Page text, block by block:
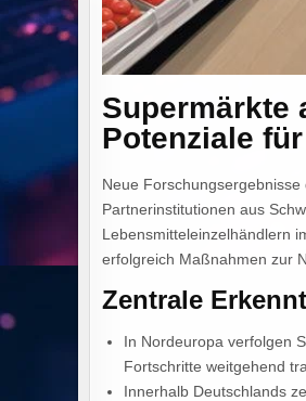
Supermärkte
Potenziale
Neue
Partnerinstitutionen aus
Lebensmitteleinzelhändlern
erfolgreich Maßnahmen zur
Zentrale
In Nordeuropa verfolgen
Fortschritte weitgehend
Innerhalb Deutschlands